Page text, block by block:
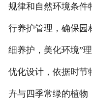
规律和自然环境条件
行养护管理，确保园
细养护，美化环境”
优化设计，依据时节
卉与四季常绿的植物